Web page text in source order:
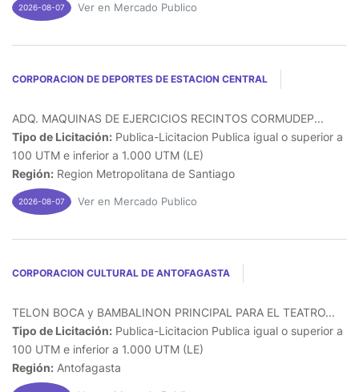
2026-08-07 Ver en Mercado Publico
CORPORACION DE DEPORTES DE ESTACION CENTRAL
ADQ. MAQUINAS DE EJERCICIOS RECINTOS CORMUDEP...
Tipo de Licitación: Publica-Licitacion Publica igual o superior a
100 UTM e inferior a 1.000 UTM (LE)
Región: Region Metropolitana de Santiago
2026-08-07 Ver en Mercado Publico
CORPORACION CULTURAL DE ANTOFAGASTA
TELON BOCA y BAMBALINON PRINCIPAL PARA EL TEATRO...
Tipo de Licitación: Publica-Licitacion Publica igual o superior a
100 UTM e inferior a 1.000 UTM (LE)
Región: Antofagasta